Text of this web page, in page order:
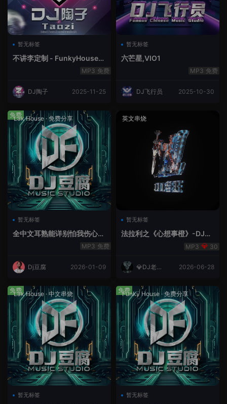
暂无标签
不讲李定制 - FunkyHouse全
免费
DJ陶子 2025-11-25
暂无标签
六芒星,VIO1
免费
DJ飞行员 2025-10-30
Lak House · 免费分享
暂无标签
全中文耳熟能详别怕我伤心
爱的代价lakHouse专辑v59R
免费
Dj豆腐 2026-01-09
免费 英文串烧
暂无标签
法拉利之《心想事橙》-DJ老
30
💎DJ老王
2026-06-28
Lak House · 中文串烧
暂无标签
免费 Funky House ·免费分享
暂无标签
免费